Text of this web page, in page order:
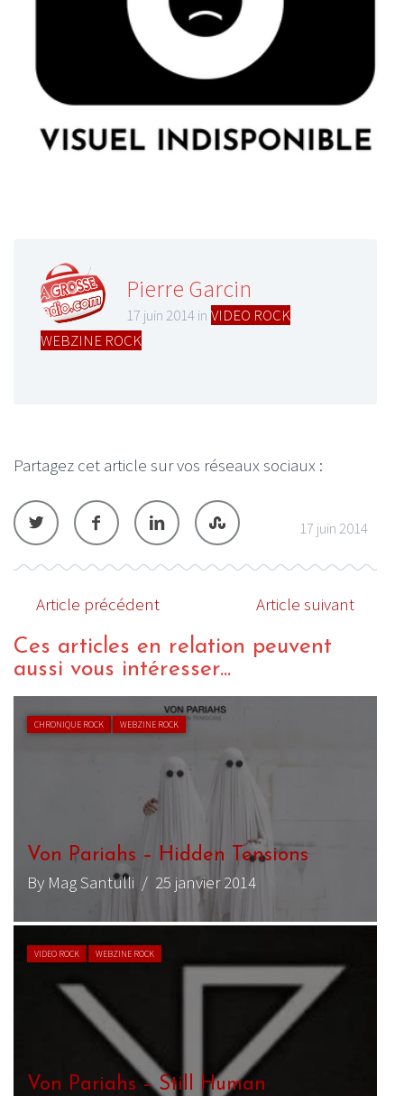
Pierre Garcin
17 juin 2014 in VIDEO ROCK
WEBZINE ROCK
Partagez cet article sur vos réseaux sociaux :
17 juin 2014
Article précédent Article suivant
Ces articles en relation peuvent
aussi vous intéresser...
CHRONIQUE ROCK WEBZINE ROCK
Von Pariahs – Hidden Tensions
By Mag Santulli / 25 janvier 2014
VIDEO ROCK WEBZINE ROCK
Von Pariahs – Still Human